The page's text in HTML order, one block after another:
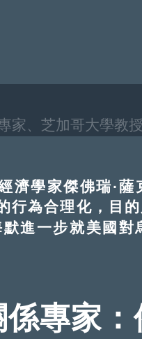
、芝加哥大學教授
西方重磅學者在討
編輯整理。
學家傑佛瑞·薩
行為合理化，目
默進一步就美國
專家